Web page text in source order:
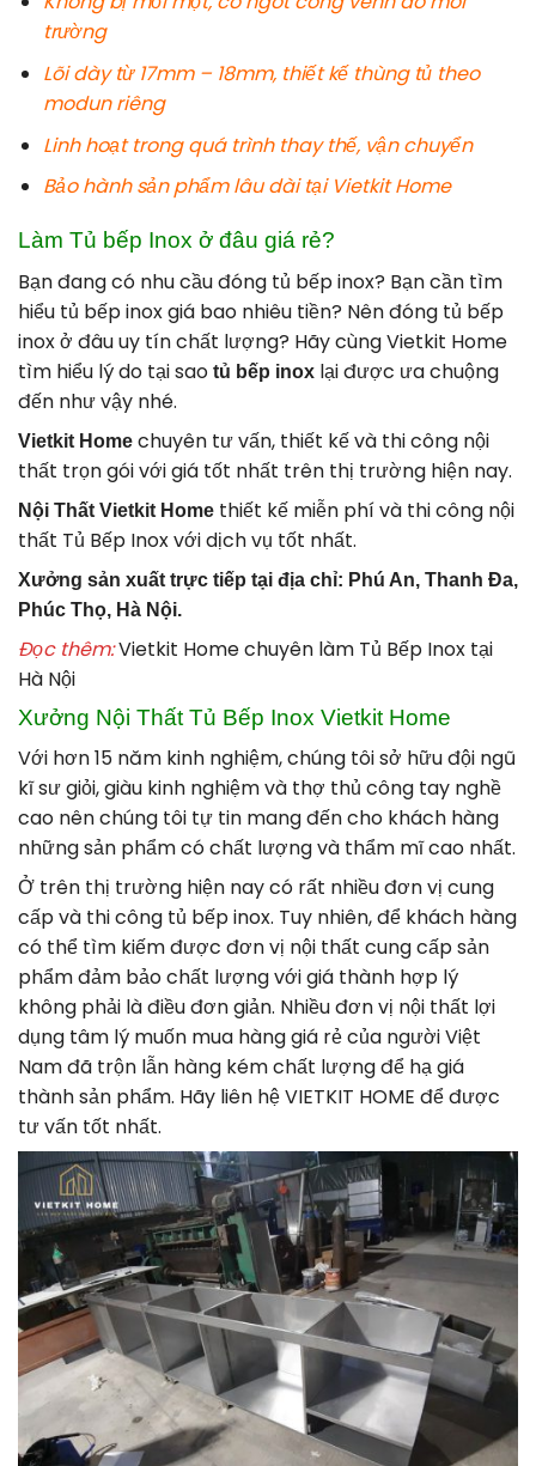
trường
Lõi dày từ 17mm – 18mm, thiết kế thùng tủ theo
modun riêng
Linh hoạt trong quá trình thay thế, vận chuyển
Bảo hành sản phẩm lâu dài tại Vietkit Home
Làm Tủ bếp Inox ở đâu giá rẻ?
Bạn đang có nhu cầu đóng tủ bếp inox? Bạn cần tìm
hiểu tủ bếp inox giá bao nhiêu tiền? Nên đóng tủ bếp
inox ở đâu uy tín chất lượng? Hãy cùng Vietkit Home
tìm hiểu lý do tại sao tủ bếp inox lại được ưa chuộng
đến như vậy nhé.
Vietkit Home chuyên tư vấn, thiết kế và thi công nội
thất trọn gói với giá tốt nhất trên thị trường hiện nay.
Nội Thất Vietkit Home thiết kế miễn phí và thi công nội
thất Tủ Bếp Inox với dịch vụ tốt nhất.
Xưởng sản xuất trực tiếp tại địa chỉ: Phú An, Thanh Đa,
Phúc Thọ, Hà Nội.
Đọc thêm:Vietkit Home chuyên làm Tủ Bếp Inox tại
Hà Nội
Xưởng Nội Thất Tủ Bếp Inox Vietkit Home
Với hơn 15 năm kinh nghiệm, chúng tôi sở hữu đội ngũ
kĩ sư giỏi, giàu kinh nghiệm và thợ thủ công tay nghề
cao nên chúng tôi tự tin mang đến cho khách hàng
những sản phẩm có chất lượng và thẩm mĩ cao nhất.
Ở trên thị trường hiện nay có rất nhiều đơn vị cung
cấp và thi công tủ bếp inox. Tuy nhiên, để khách hàng
có thể tìm kiếm được đơn vị nội thất cung cấp sản
phẩm đảm bảo chất lượng với giá thành hợp lý
không phải là điều đơn giản. Nhiều đơn vị nội thất lợi
dụng tâm lý muốn mua hàng giá rẻ của người Việt
Nam đã trộn lẫn hàng kém chất lượng để hạ giá
thành sản phẩm. Hãy liên hệ VIETKIT HOME để được
tư vấn tốt nhất.